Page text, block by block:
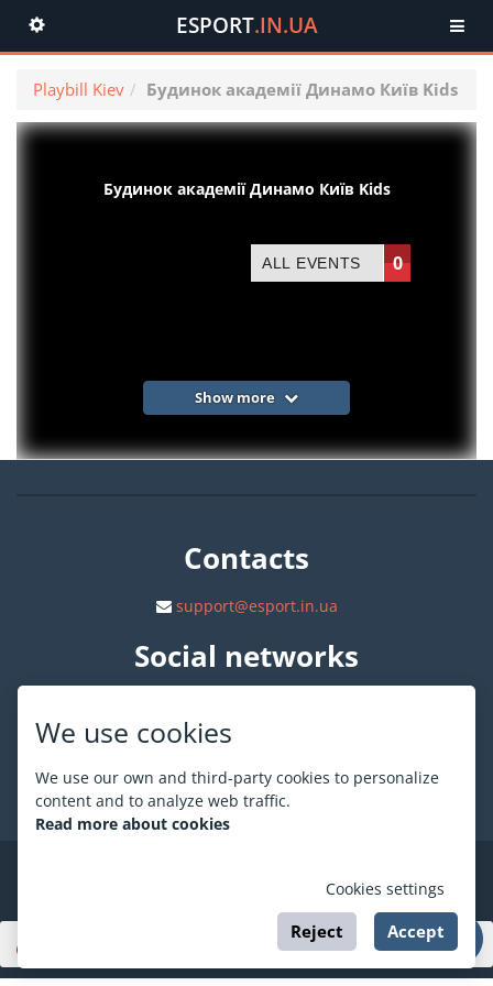
We use cookies
We use our own and third-party cookies to personalize
content and to analyze web traffic.
Read more about cookies
Cookies settings
Reject Accept
Toggle
navigation
ESPORT.IN.UA
Playbill Kiev Будинок академії Динамо Київ Kids
Будинок академії Динамо Київ Kids
ALL EVENTS 0
Show more
Contacts
support@esport.in.ua
Social networks
About ESPORT